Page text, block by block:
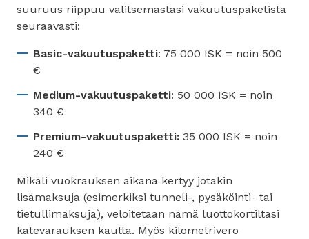
suuruus riippuu valitsemastasi vakuutuspaketista
seuraavasti:
Basic-vakuutuspaketti: 75 000 ISK = noin 500
€
Medium-vakuutuspaketti: 50 000 ISK = noin
340 €
Premium-vakuutuspaketti: 35 000 ISK = noin
240 €
Mikäli vuokrauksen aikana kertyy jotakin
lisämaksuja (esimerkiksi tunneli-, pysäköinti- tai
tietullimaksuja), veloitetaan nämä luottokortiltasi
katevarauksen kautta. Myös kilometrivero